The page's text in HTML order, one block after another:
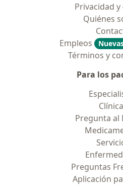
Privacidad
Quiénes
Empleos
Términos y
Para los
Pregunta al
Preguntas
Aplicación